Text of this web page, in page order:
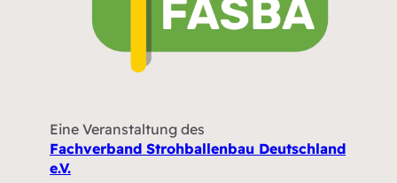
Eine Veranstaltung des
Fachverband Strohballenbau Deutschland
e.V.